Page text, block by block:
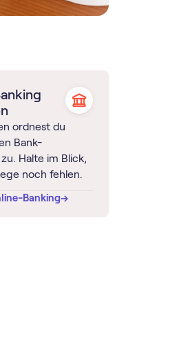
ordnest du
Bank-
Halte im Blick,
noch fehlen.
Banking→
→